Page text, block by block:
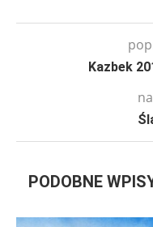
Kazbek
PODOBNE